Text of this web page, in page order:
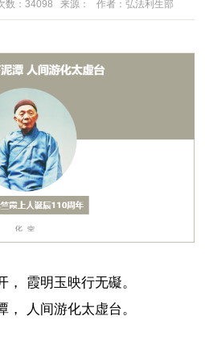
数：34098 来源： 作者：弘法利生部
， 霞明玉映行无礙。
， 人间游化太虚台。